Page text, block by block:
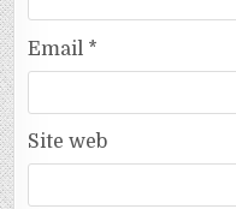
Email *
Site web